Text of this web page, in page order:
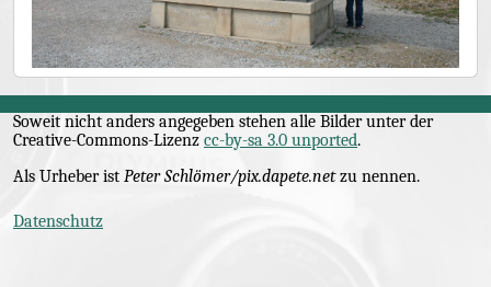
Soweit nicht anders angegeben stehen alle Bilder unter der
Creative-Commons-Lizenz cc-by-sa 3.0 unported.
Als Urheber ist Peter Schlömer/pix.dapete.netzu nennen.
Datenschutz